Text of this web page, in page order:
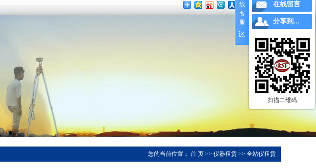
您的当前位置： 首 页 >> 仪器租赁 >> 全站仪租赁
线
客
服
在线留言
分享到...
扫描二维码